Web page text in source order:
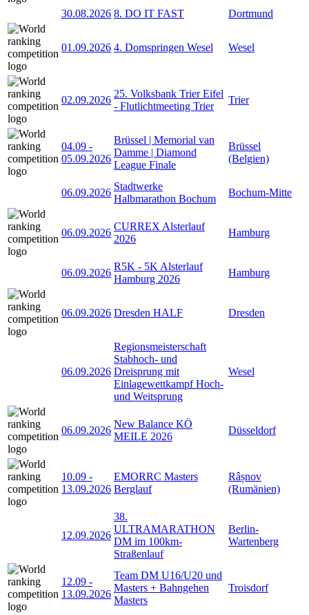
30.08.2026 8. DO IT FAST Dortmund
01.09.2026 4. Domspringen Wesel Wesel
02.09.2026
25. Volksbank Trier Eifel
- Flutlichtmeeting Trier
Trier
04.09 -
05.09.2026
Brüssel | Memorial van
Damme | Diamond
League Finale
Brüssel
(Belgien)
06.09.2026
Stadtwerke
Halbmarathon Bochum
Bochum-Mitte
06.09.2026
CURREX Alsterlauf
2026
Hamburg
06.09.2026
R5K - 5K Alsterlauf
Hamburg 2026
Hamburg
06.09.2026 Dresden HALF Dresden
06.09.2026
Regionsmeisterschaft
Stabhoch- und
Dreisprung mit
Einlagewettkampf Hoch-
und Weitsprung
Wesel
06.09.2026
New Balance KÖ
MEILE 2026
Düsseldorf
10.09 -
13.09.2026
EMORRC Masters
Berglauf
Râșnov
(Rumänien)
12.09.2026
38.
ULTRAMARATHON
DM im 100km-
Straßenlauf
Berlin-
Wartenberg
12.09 -
13.09.2026
Team DM U16/U20 und
Masters + Bahngehen
Masters
Troisdorf